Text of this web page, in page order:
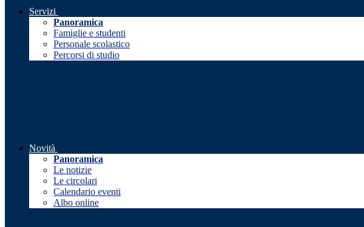
Servizi
Panoramica
Famiglie e studenti
Personale scolastico
Percorsi di studio
Novità
Panoramica
Le notizie
Le circolari
Calendario eventi
Albo online